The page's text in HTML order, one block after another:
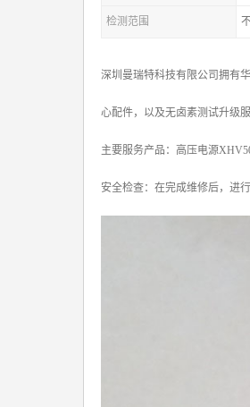
检测范围
深圳曼瑞特科技有限公司拥有
心配件，以及无卤素测试升级
主要服务产品：高压电源
安全检查：在完成维修后，进